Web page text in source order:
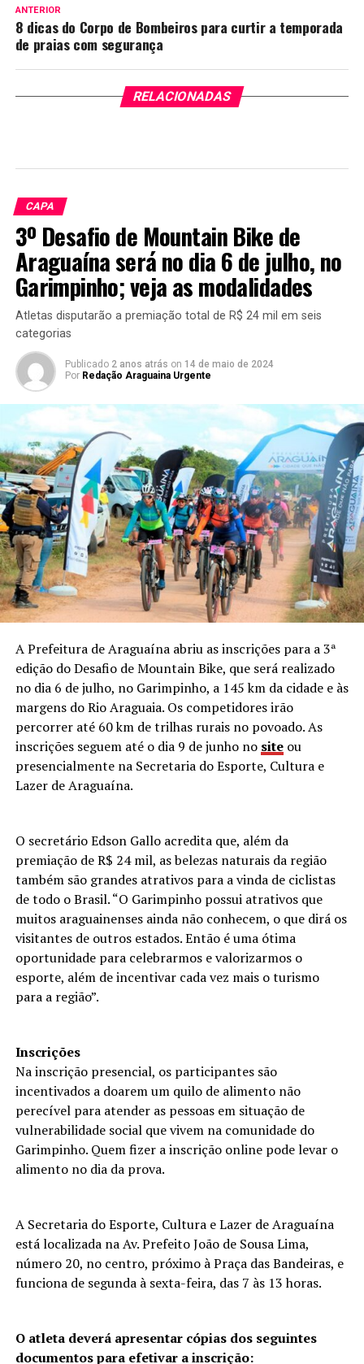
ANTERIOR
8 dicas do Corpo de Bombeiros para curtir a temporada
de praias com segurança
RELACIONADAS
CAPA
3º Desafio de Mountain Bike de
Araguaína será no dia 6 de julho, no
Garimpinho; veja as modalidades
Atletas disputarão a premiação total de R$ 24 mil em seis
categorias
Publicado 2 anos atrás on 14 de maio de 2024
Por Redação Araguaina Urgente
A Prefeitura de Araguaína abriu as inscrições para a 3ª
edição do Desafio de Mountain Bike, que será realizado
no dia 6 de julho, no Garimpinho, a 145 km da cidade e às
margens do Rio Araguaia. Os competidores irão
percorrer até 60 km de trilhas rurais no povoado. As
inscrições seguem até o dia 9 de junho no site ou
presencialmente na Secretaria do Esporte, Cultura e
Lazer de Araguaína.
O secretário Edson Gallo acredita que, além da
premiação de R$ 24 mil, as belezas naturais da região
também são grandes atrativos para a vinda de ciclistas
de todo o Brasil. “O Garimpinho possui atrativos que
muitos araguainenses ainda não conhecem, o que dirá os
visitantes de outros estados. Então é uma ótima
oportunidade para celebrarmos e valorizarmos o
esporte, além de incentivar cada vez mais o turismo
para a região”.
Inscrições
Na inscrição presencial, os participantes são
incentivados a doarem um quilo de alimento não
perecível para atender as pessoas em situação de
vulnerabilidade social que vivem na comunidade do
Garimpinho. Quem fizer a inscrição online pode levar o
alimento no dia da prova.
A Secretaria do Esporte, Cultura e Lazer de Araguaína
está localizada na Av. Prefeito João de Sousa Lima,
número 20, no centro, próximo à Praça das Bandeiras, e
funciona de segunda à sexta-feira, das 7 às 13 horas.
O atleta deverá apresentar cópias dos seguintes
documentos para efetivar a inscrição: